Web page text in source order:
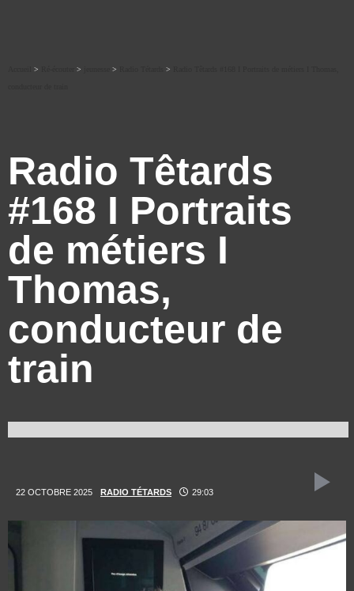
> > > >
Radio Têtards
#168 I Portraits
de métiers I
Thomas,
conducteur de
train
22 OCTOBRE 2025 RADIO TÉTARDS 29:03